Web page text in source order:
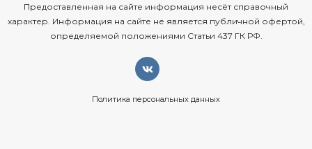
Предоставленная на сайте информация несёт справочный
характер. Информация на сайте не является публичной офертой,
определяемой положениями Статьи 437 ГК РФ.
Политика персональных данных